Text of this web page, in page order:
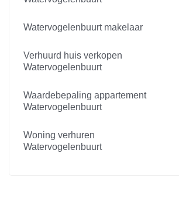
Watervogelenbuurt makelaar
Verhuurd huis verkopen
Watervogelenbuurt
Waardebepaling appartement
Watervogelenbuurt
Woning verhuren
Watervogelenbuurt